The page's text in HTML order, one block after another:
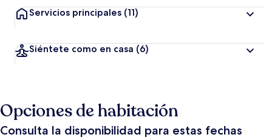
Servicios principales (11)
Siéntete como en casa (6)
Opciones de habitación
Consulta la disponibilidad para estas fechas